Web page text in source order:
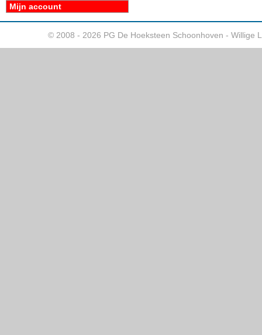
Mijn account
© 2008 - 2026 PG De Hoeksteen Schoonhoven - Willige